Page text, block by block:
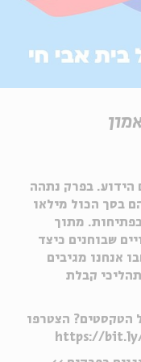
הידוע. בפרק נתהה
בסך הכול מילאו
מתוך
שבוחנים כיצד
אנחנו מגיבים
קבלת
הטקסטים? הצטרפו